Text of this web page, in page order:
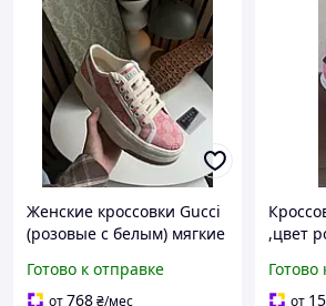
Женские кроссовки Gucci
(розовые с белым) мягкие
прогулочные текстиль
Cod: 2462
Готово к отправке
от768₴/мес
,цвет
Готово
от